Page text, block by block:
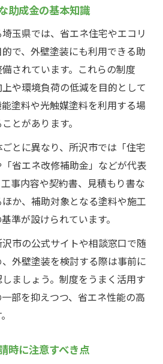
助成金の基本知識
玉県では、省エネ住宅やエコリ
で、外壁塗装にも利用できる助
されています。これらの制度
や環境負荷の低減を目的として
塗料や光触媒塗料を利用する場
とがあります。
とに異なり、所沢市では「住宅
省エネ改修補助金」などが代表
事内容や契約書、見積もり書な
か、補助対象となる塗料や施工
準が設けられています。
市の公式サイトや相談窓口で随
外壁塗装を検討する際は事前に
ましょう。制度をうまく活用す
部を抑えつつ、省エネ性能の高
時に注意すべき点